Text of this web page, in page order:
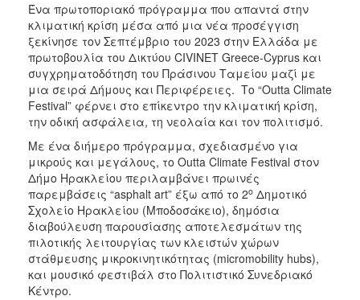
Ένα πρωτοποριακό πρόγραμμα που απαντά στην
κλιματική κρίση μέσα από μια νέα προσέγγιση
ξεκίνησε τον Σεπτέμβριο του 2023 στην Ελλάδα με
πρωτοβουλία του Δικτύου CIVINET Greece-Cyprus και
συγχρηματοδότηση του Πράσινου Ταμείου μαζί με
μια σειρά Δήμους και Περιφέρειες. Το “Outta Climate
Festival” φέρνει στο επίκεντρο την κλιματική κρίση,
την οδική ασφάλεια, τη νεολαία και τον πολιτισμό.
Με ένα διήμερο πρόγραμμα, σχεδιασμένο για
μικρούς και μεγάλους, το Outta Climate Festival στον
Δήμο Ηρακλείου περιλαμβάνει πρωινές
παρεμβάσεις “asphalt art” έξω από το 2ο Δημοτικό
Σχολείο Ηρακλείου (Μποδοσάκειο), δημόσια
διαβούλευση παρουσίασης αποτελεσμάτων της
πιλοτικής λειτουργίας των κλειστών χώρων
στάθμευσης μικροκινητικότητας (micromobility hubs),
και μουσικό φεστιβάλ στο Πολιτιστικό Συνεδριακό
Κέντρο.